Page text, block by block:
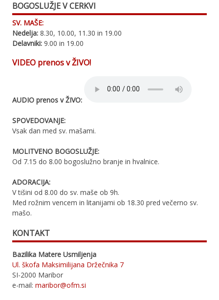
BOGOSLUŽJE V CERKVI
SV. MAŠE:
Nedelja: 8.30, 10.00, 11.30 in 19.00
Delavniki: 9.00 in 19.00
VIDEO prenos v ŽIVO!
AUDIO prenos v ŽIVO:
SPOVEDOVANJE:
Vsak dan med sv. mašami.
MOLITVENO BOGOSLUŽJE:
Od 7.15 do 8.00 bogoslužno branje in hvalnice.
ADORACIJA:
V tišini od 8.00 do sv. maše ob 9h.
Med rožnim vencem in litanijami ob 18.30 pred večerno sv.
mašo.
KONTAKT
Bazilika Matere Usmiljenja
Ul. škofa Maksimilijana Držečnika 7
SI-2000 Maribor
e-mail: maribor@ofm.si